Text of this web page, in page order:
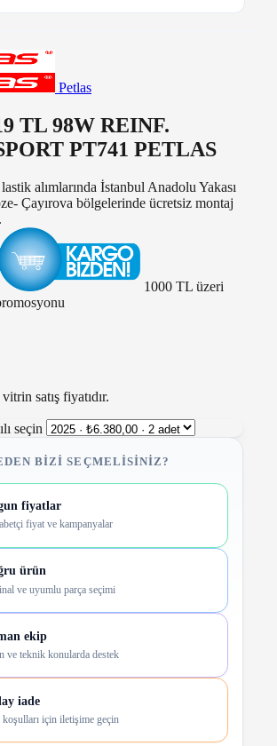
Petlas
TL 98W REINF.
PT741 PETLAS
alımlarında İstanbul Anadolu Yakası
Çayırova bölgelerinde ücretsiz montaj
1000 TL üzeri
satış fiyatıdır.
seçin
BIZI SEÇMELISINIZ?
fiyatlar
fiyat ve kampanyalar
ürün
ve uyumlu parça seçimi
ekip
ve teknik konularda destek
iade
koşulları için iletişime geçin